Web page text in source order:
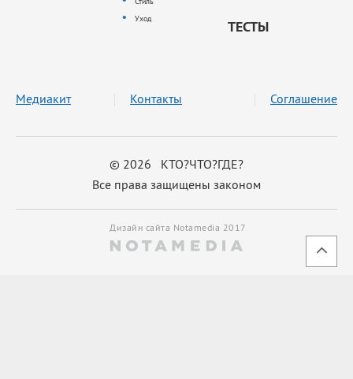
Уход
ТЕСТЫ
© 2026 КТО?ЧТО?ГДЕ?
Все права защищены законом
Медиакит Контакты Соглашение
Дизайн сайта Notamedia 2017